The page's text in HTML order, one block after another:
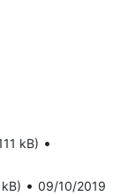
kB) •
• 09/10/2019